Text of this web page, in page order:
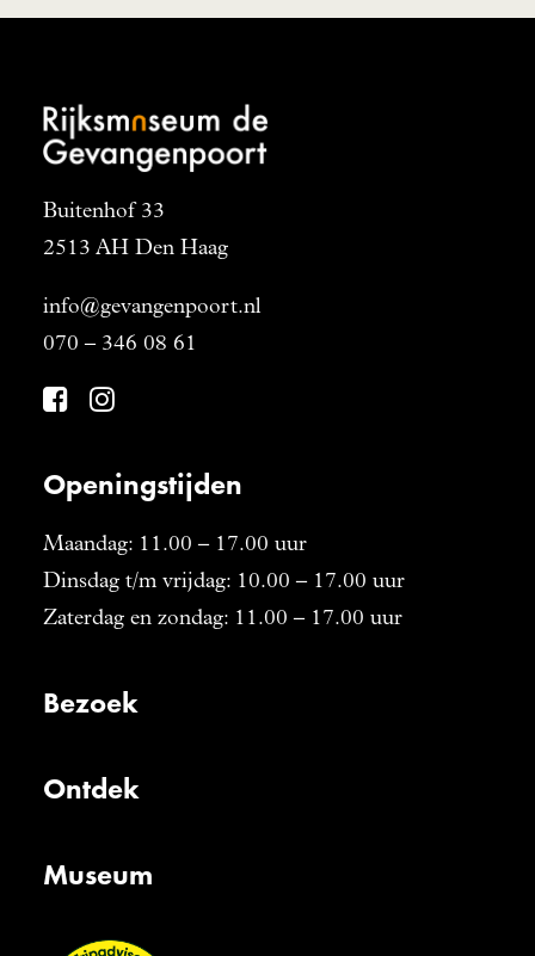
Buitenhof 33
2513 AH Den Haag
info@gevangenpoort.nl
070 – 346 08 61
Openingstijden
Maandag: 11.00 – 17.00 uur
Dinsdag t/m vrijdag: 10.00 – 17.00 uur
Zaterdag en zondag: 11.00 – 17.00 uur
Bezoek
Ontdek
Museum